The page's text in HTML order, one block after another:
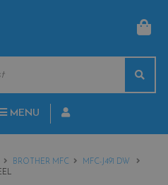
MENU
BROTHER MFC
MFC-J491 DW